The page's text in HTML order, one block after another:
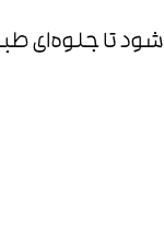
تا جلوه‌ای